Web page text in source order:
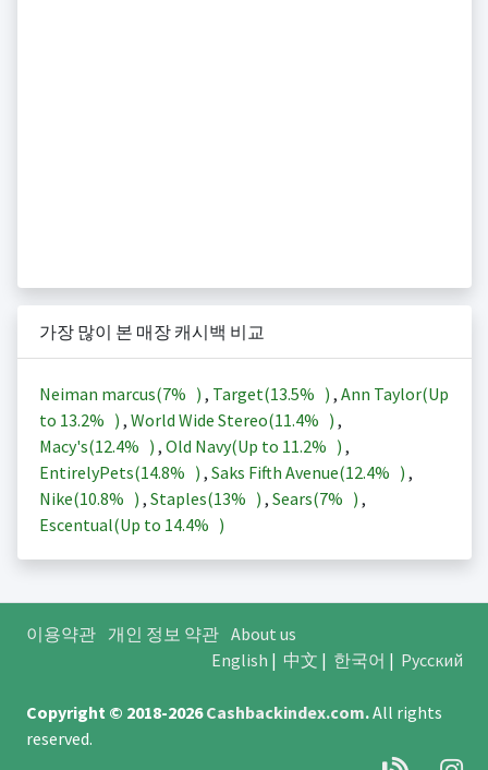
가장 많이 본 매장 캐시백 비교
Neiman marcus(7% ) , Target(13.5% ) , Ann Taylor(Up
to 13.2% ) , World Wide Stereo(11.4% ) ,
Macy's(12.4% ) , Old Navy(Up to 11.2% ) ,
EntirelyPets(14.8% ) , Saks Fifth Avenue(12.4% ) ,
Nike(10.8% ) , Staples(13% ) , Sears(7% ) ,
Escentual(Up to 14.4% )
이용약관 개인 정보 약관 About us
English | 中文 | 한국어 | Русский
Copyright © 2018-2026Cashbackindex.com.All rights
reserved.